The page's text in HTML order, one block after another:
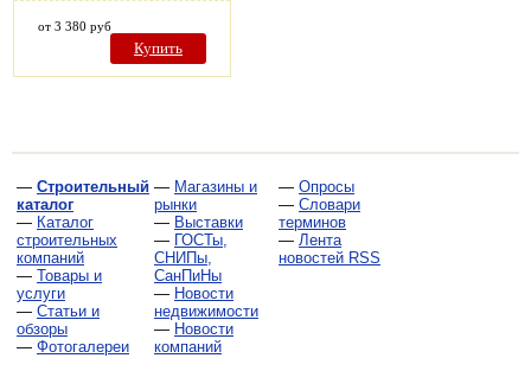
от 3 380 руб
Купить
— Строительный
каталог
— Каталог
строительных
компаний
— Товары и
услуги
— Статьи и
обзоры
— Фотогалереи
— Магазины и
рынки
— Выставки
— ГОСТы,
СНИПы,
СанПиНы
— Новости
недвижимости
— Новости
компаний
— Опросы
— Словари
терминов
— Лента
новостей RSS